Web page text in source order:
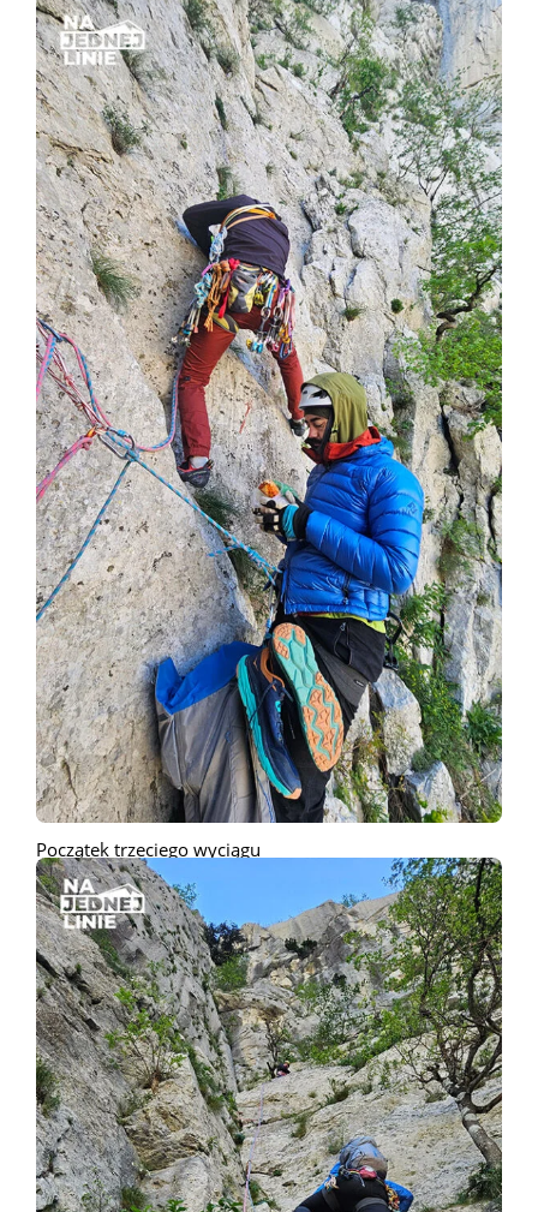
Początek trzeciego wyciągu